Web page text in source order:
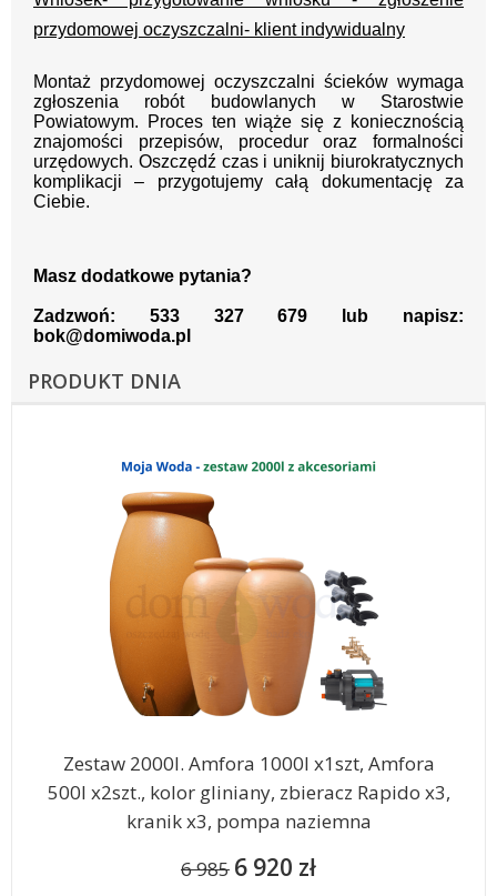
przydomowej oczyszczalni- klient indywidualny
Montaż przydomowej oczyszczalni ścieków wymaga
zgłoszenia robót budowlanych w Starostwie
Powiatowym. Proces ten wiąże się z koniecznością
znajomości przepisów, procedur oraz formalności
urzędowych. Oszczędź czas i uniknij biurokratycznych
komplikacji – przygotujemy całą dokumentację za
Ciebie.
Masz dodatkowe pytania?
Zadzwoń: 533 327 679 lub napisz:
bok@domiwoda.pl
PRODUKT DNIA
Zestaw 2000l. Amfora 1000l x1szt, Amfora
500l x2szt., kolor gliniany, zbieracz Rapido x3,
kranik x3, pompa naziemna
6 985 6 920 zł